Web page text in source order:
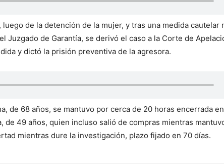
de la detención de la mujer, y tras una medida cautelar
Juzgado de Garantía, se derivó el caso a la Corte de
y dictó la prisión preventiva de la agresora.
de 68 años, se mantuvo por cerca de 20 horas encerrada
de 49 años, quien incluso salió de compras mientras
mientras dure la investigación, plazo fijado en 70 días.